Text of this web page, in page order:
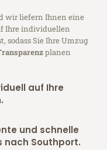
wir liefern Ihnen eine
Ihre individuellen
sodass Sie Ihre Umzug
planen
auf Ihre
und schnelle
nach Southport.